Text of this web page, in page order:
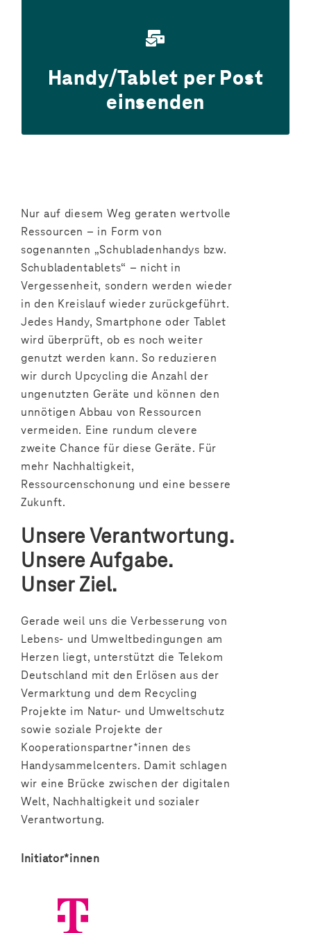
Handy/Tablet per Post
einsenden
Sie möchen direkt aktiv werden? Schicken
Sie uns einfach Ihre Endgeräte per Post.
> Persönlich einsenden
Nur auf diesem Weg geraten wertvolle
Ressourcen – in Form von
sogenannten „Schubladenhandys bzw.
Schubladentablets“ – nicht in
Vergessenheit, sondern werden wieder
in den Kreislauf wieder zurückgeführt.
Jedes Handy, Smartphone oder Tablet
wird überprüft, ob es noch weiter
genutzt werden kann. So reduzieren
wir durch Upcycling die Anzahl der
ungenutzten Geräte und können den
unnötigen Abbau von Ressourcen
vermeiden. Eine rundum clevere
zweite Chance für diese Geräte. Für
mehr Nachhaltigkeit,
Ressourcenschonung und eine bessere
Zukunft.
Unsere Verantwortung.
Unsere Aufgabe.
Unser Ziel.
Gerade weil uns die Verbesserung von
Lebens- und Umweltbedingungen am
Herzen liegt, unterstützt die Telekom
Deutschland mit den Erlösen aus der
Vermarktung und dem Recycling
Projekte im Natur- und Umweltschutz
sowie soziale Projekte der
Kooperationspartner*innen des
Handysammelcenters. Damit schlagen
wir eine Brücke zwischen der digitalen
Welt, Nachhaltigkeit und sozialer
Verantwortung.
Initiator*innen